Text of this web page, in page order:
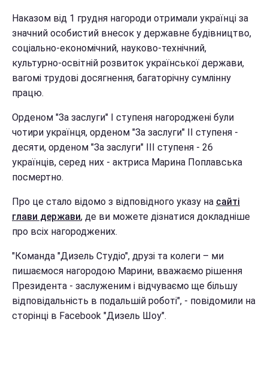
Наказом від 1 грудня нагороди отримали українці за
значний особистий внесок у державне будівництво,
соціально-економічний, науково-технічний,
культурно-освітній розвиток української держави,
вагомі трудові досягнення, багаторічну сумлінну
працю.
Орденом "За заслуги" I ступеня нагороджені були
чотири українця, орденом "За заслуги" II ступеня -
десяти, орденом "За заслуги" III ступеня - 26
українців, серед них - актриса Марина Поплавська
посмертно.
Про це стало відомо з відповідного указу на сайті
глави держави, де ви можете дізнатися докладніше
про всіх нагороджених.
"Команда "Дизель Студіо", друзі та колеги – ми
пишаємося нагородою Марини, вважаємо рішення
Президента - заслуженим і відчуваємо ще більшу
відповідальність в подальшій роботі", - повідомили на
сторінці в Facebook "Дизель Шоу".